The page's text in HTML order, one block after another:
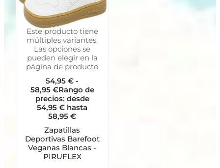
Este producto tiene
múltiples variantes.
Las opciones se
pueden elegir en la
página de producto
54,95€ -
58,95 €Rango de
precios: desde
54,95 € hasta
58,95 €
Zapatillas
Deportivas Barefoot
Veganas Blancas -
PIRUFLEX